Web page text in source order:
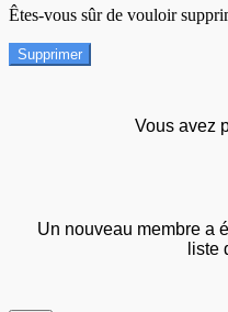
Êtes-vous sûr de vouloir
Supprimer
Vous avez
Un nouveau membre a
liste